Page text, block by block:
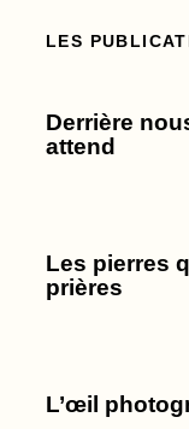
LES
Derrière
attend
Les pierres
prières
L’œil